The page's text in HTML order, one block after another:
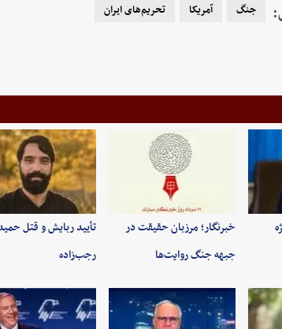
جنگ آمریکا تحریم‌های ایران
خبرنگار؛ مرزبان حقیقت در
جبهه جنگ روایت‌ها
تأیید ربایش و قتل
رجب‌زاده